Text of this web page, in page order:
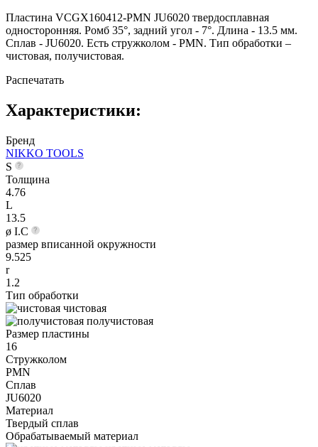
Пластина VCGX160412-PMN JU6020 твердосплавная
односторонняя. Ромб 35°, задний угол - 7°. Длина - 13.5 мм.
Сплав - JU6020. Есть стружколом - PMN. Тип обработки –
чистовая, получистовая.
Распечатать
Характеристики:
Бренд
NIKKO TOOLS
S
Толщина
4.76
L
13.5
ø I.C
размер вписанной окружности
9.525
r
1.2
Тип обработки
чистовая
получистовая
Размер пластины
16
Стружколом
PMN
Сплав
JU6020
Материал
Твердый сплав
Обрабатываемый материал